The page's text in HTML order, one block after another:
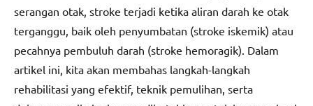
serangan otak, stroke terjadi ketika aliran darah ke otak
terganggu, baik oleh penyumbatan (stroke iskemik) atau
pecahnya pembuluh darah (stroke hemoragik). Dalam
artikel ini, kita akan membahas langkah-langkah
rehabilitasi yang efektif, teknik pemulihan, serta